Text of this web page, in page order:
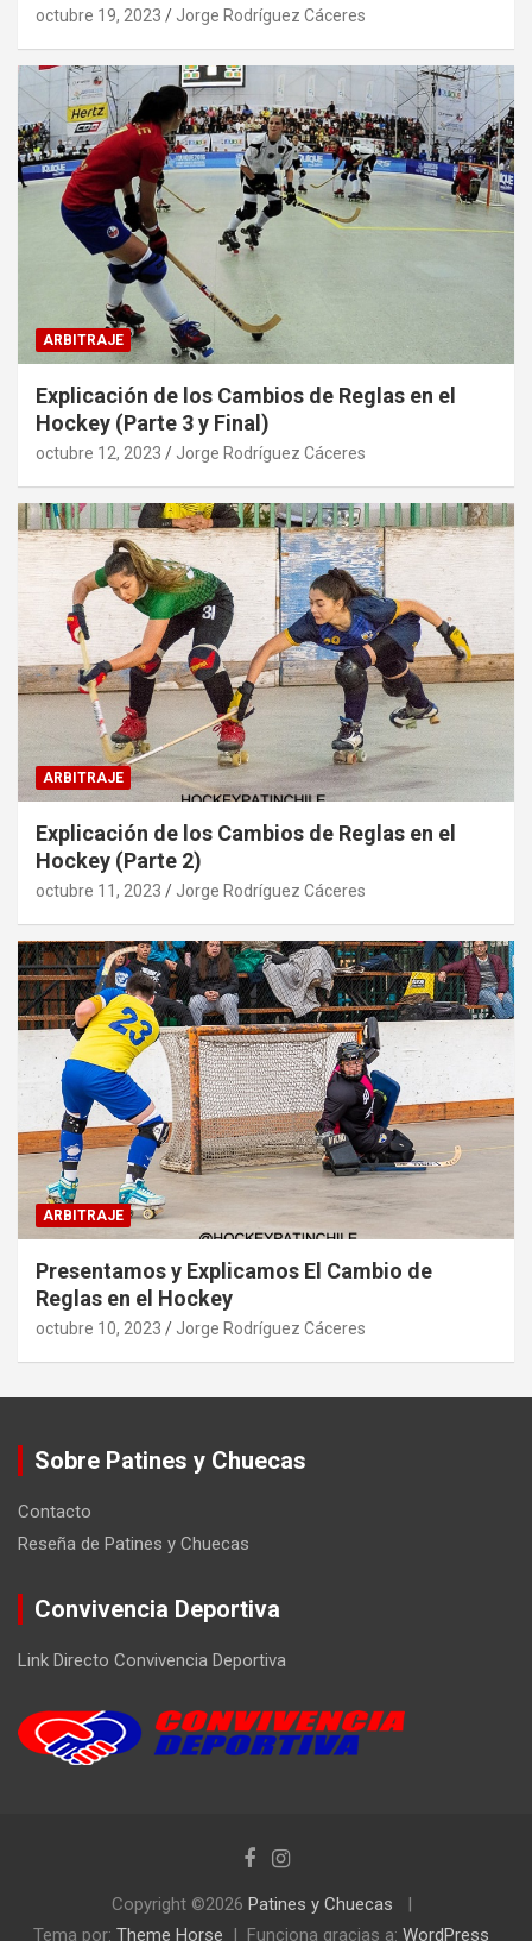
octubre 19, 2023 Jorge Rodríguez Cáceres
ARBITRAJE
Explicación de los Cambios de Reglas en el
Hockey (Parte 3 y Final)
octubre 12, 2023 Jorge Rodríguez Cáceres
ARBITRAJE
Explicación de los Cambios de Reglas en el
Hockey (Parte 2)
octubre 11, 2023 Jorge Rodríguez Cáceres
ARBITRAJE
Presentamos y Explicamos El Cambio de
Reglas en el Hockey
octubre 10, 2023 Jorge Rodríguez Cáceres
Sobre Patines y Chuecas
Contacto
Reseña de Patines y Chuecas
Convivencia Deportiva
Link Directo Convivencia Deportiva
Copyright ©2026 Patines y Chuecas
Tema por: Theme Horse Funciona gracias a: WordPress